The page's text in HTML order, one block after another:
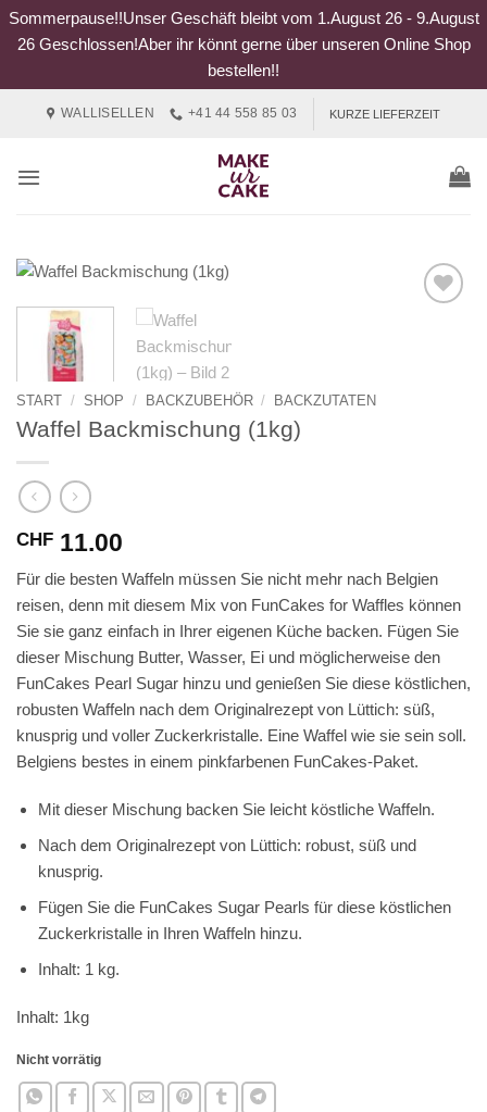
Sommerpause!!Unser Geschäft bleibt vom 1.August 26 - 9.August
26 Geschlossen!Aber ihr könnt gerne über unseren Online Shop
bestellen!!
WALLISELLEN +41 44 558 85 03 KURZE LIEFERZEIT
START / SHOP / BACKZUBEHÖR / BACKZUTATEN
Waffel Backmischung (1kg)
CHF 11.00
Für die besten Waffeln müssen Sie nicht mehr nach Belgien
reisen, denn mit diesem Mix von FunCakes for Waffles können
Sie sie ganz einfach in Ihrer eigenen Küche backen. Fügen Sie
dieser Mischung Butter, Wasser, Ei und möglicherweise den
FunCakes Pearl Sugar hinzu und genießen Sie diese köstlichen,
robusten Waffeln nach dem Originalrezept von Lüttich: süß,
knusprig und voller Zuckerkristalle. Eine Waffel wie sie sein soll.
Belgiens bestes in einem pinkfarbenen FunCakes-Paket.
Mit dieser Mischung backen Sie leicht köstliche Waffeln.
Nach dem Originalrezept von Lüttich: robust, süß und
knusprig.
Fügen Sie die FunCakes Sugar Pearls für diese köstlichen
Zuckerkristalle in Ihren Waffeln hinzu.
Inhalt: 1 kg.
Inhalt: 1kg
Nicht vorrätig